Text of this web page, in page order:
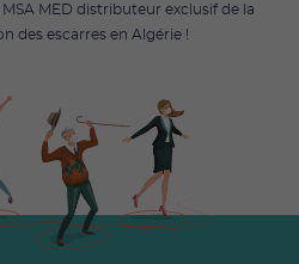
MED distributeur exclusif de la
des escarres en Algérie !